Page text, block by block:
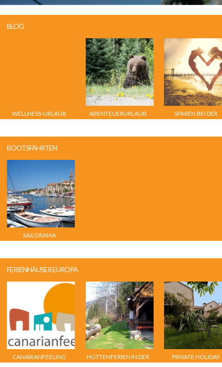
BLOG
WELLNESS-URLAUB
ABENTEUERURLAUB
SPAREN BEI DER
BOOTSFAHRTEN
SAILORAMA
FERIENHÄUSER EUROPA
CANARIANFEELING
HÜTTENFERIEN IN DER
PRIVATE HOLIDAY